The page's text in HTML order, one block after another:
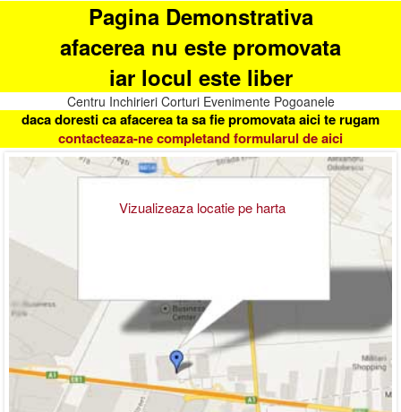
Pagina Demonstrativa
afacerea nu este promovata
iar locul este liber
Centru Inchirieri Corturi Evenimente Pogoanele
daca doresti ca afacerea ta sa fie promovata aici te rugam
contacteaza-ne completand formularul de aici
Vizualizeaza locatie pe harta